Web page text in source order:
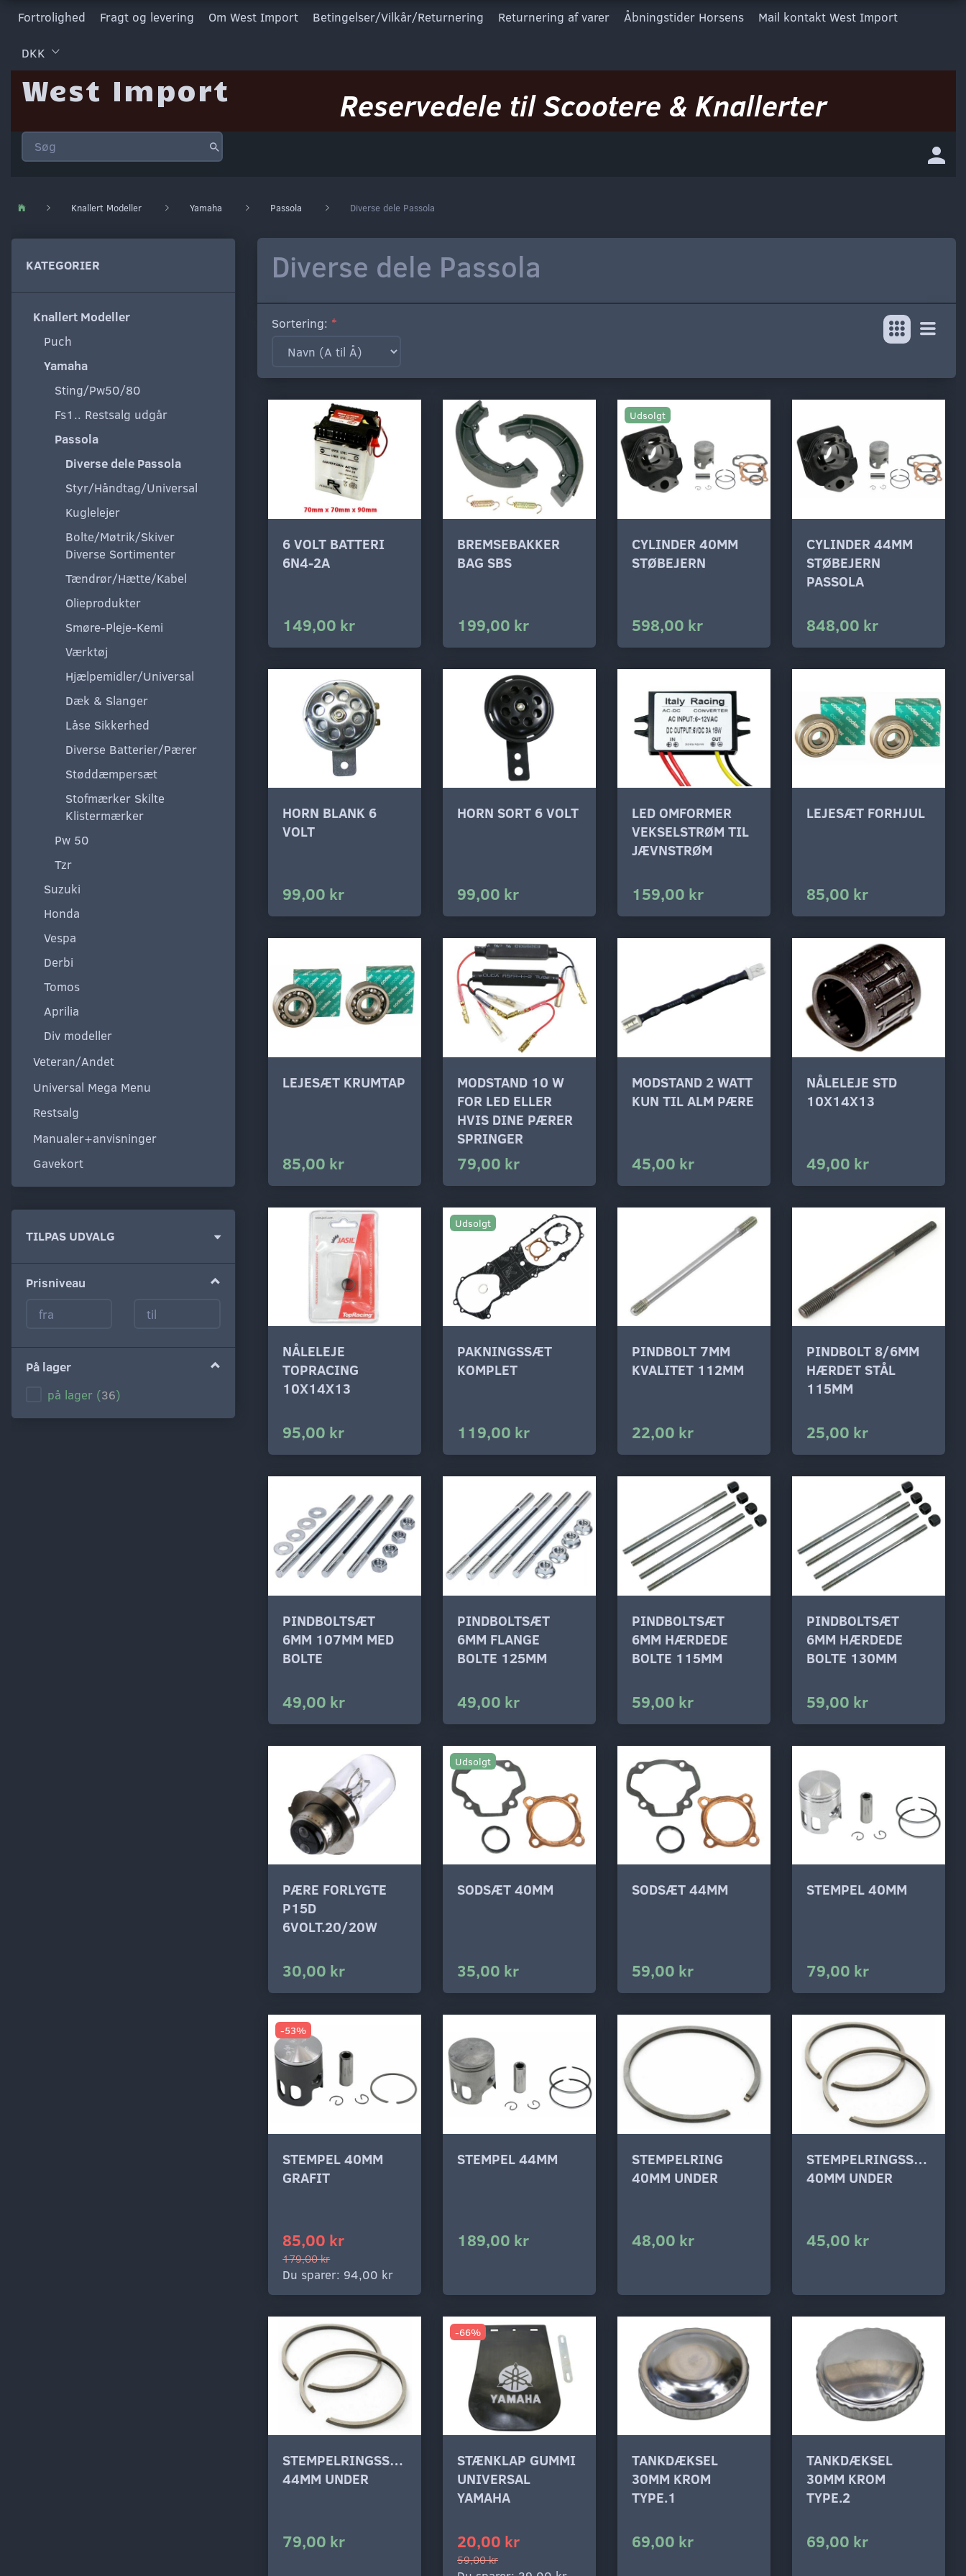
Fortrolighed Fragt og levering Om West Import Betingelser/Vilkår/Returnering Returnering af varer Åbningstider Horsens Mail kontakt West Import
DKK
West Import Reservedele til Scootere & Knallerter
Knallert Modeller Yamaha Passola Diverse dele Passola
KATEGORIER
Knallert Modeller
Puch
Yamaha
Sting/Pw50/80
Fs1.. Restsalg udgår
Passola
Diverse dele Passola
Styr/Håndtag/Universal
Kuglelejer
Bolte/Møtrik/Skiver
Diverse Sortimenter
Tændrør/Hætte/Kabel
Olieprodukter
Smøre-Pleje-Kemi
Værktøj
Hjælpemidler/Universal
Dæk & Slanger
Låse Sikkerhed
Diverse Batterier/Pærer
Støddæmpersæt
Stofmærker Skilte
Klistermærker
Pw 50
Tzr
Suzuki
Honda
Vespa
Derbi
Tomos
Aprilia
Div modeller
Veteran/Andet
Universal Mega Menu
Restsalg
Manualer+anvisninger
Gavekort
TILPAS UDVALG
Prisniveau
På lager
på lager (36)
Diverse dele Passola
Sortering:
6 VOLT BATTERI
6N4-2A
149,00 kr
BREMSEBAKKER
BAG SBS
199,00 kr
Udsolgt
CYLINDER 40MM
STØBEJERN
598,00 kr
CYLINDER 44MM
STØBEJERN
PASSOLA
848,00 kr
HORN BLANK 6
VOLT
99,00 kr
HORN SORT 6 VOLT
99,00 kr
LED OMFORMER
VEKSELSTRØM TIL
JÆVNSTRØM
159,00 kr
LEJESÆT FORHJUL
85,00 kr
LEJESÆT KRUMTAP
85,00 kr
MODSTAND 10 W
FOR LED ELLER
HVIS DINE PÆRER
SPRINGER
79,00 kr
MODSTAND 2 WATT
KUN TIL ALM PÆRE
45,00 kr
NÅLELEJE STD
10X14X13
49,00 kr
NÅLELEJE
TOPRACING
10X14X13
95,00 kr
Udsolgt
PAKNINGSSÆT
KOMPLET
119,00 kr
PINDBOLT 7MM
KVALITET 112MM
22,00 kr
PINDBOLT 8/6MM
HÆRDET STÅL
115MM
25,00 kr
PINDBOLTSÆT
6MM 107MM MED
BOLTE
49,00 kr
PINDBOLTSÆT
6MM FLANGE
BOLTE 125MM
49,00 kr
PINDBOLTSÆT
6MM HÆRDEDE
BOLTE 115MM
59,00 kr
PINDBOLTSÆT
6MM HÆRDEDE
BOLTE 130MM
59,00 kr
PÆRE FORLYGTE
P15D
6VOLT.20/20W
30,00 kr
Udsolgt
SODSÆT 40MM
35,00 kr
SODSÆT 44MM
59,00 kr
STEMPEL 40MM
79,00 kr
-53%
STEMPEL 40MM
GRAFIT
85,00 kr
179,00 kr
Du sparer: 94,00 kr
STEMPEL 44MM
189,00 kr
STEMPELRING
40MM UNDER
48,00 kr
STEMPELRINGSSÆT
40MM UNDER
45,00 kr
STEMPELRINGSSÆT
44MM UNDER
79,00 kr
-66%
STÆNKLAP GUMMI
UNIVERSAL
YAMAHA
20,00 kr
59,00 kr
TANKDÆKSEL
30MM KROM
TYPE.1
69,00 kr
TANKDÆKSEL
30MM KROM
TYPE.2
69,00 kr